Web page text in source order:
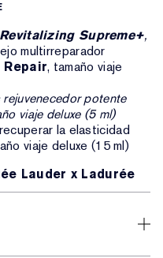
Revitalizing Supreme+,
multirreparador
Repair, tamaño viaje
potente
viaje deluxe (5 ml)
la elasticidad
viaje deluxe (15 ml)
Lauder x Ladurée